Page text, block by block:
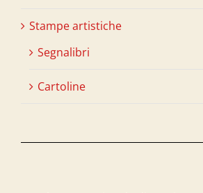
Stampe artistiche
Segnalibri
Cartoline